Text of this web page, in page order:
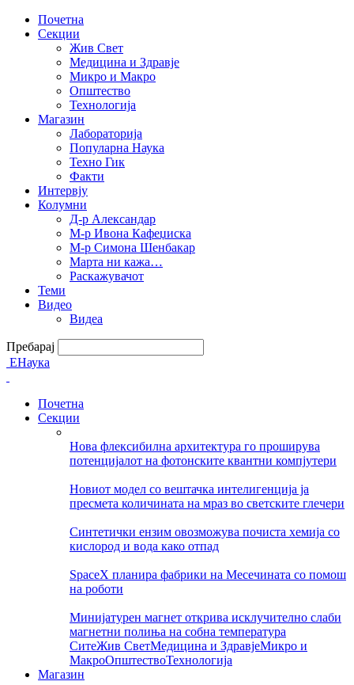
Почетна
Секции
Жив Свет
Медицина и Здравје
Микро и Макро
Општество
Технологија
Магазин
Лабораторија
Популарна Наука
Техно Гик
Факти
Интервју
Колумни
Д-р Александар
М-р Ивона Кафеџиска
М-р Симона Шенбакар
Марта ни кажа…
Раскажувачот
Теми
Видео
Видеа
Пребарај
ЕНаука
Почетна
Секции
Нова флексибилна архитектура го проширува
потенцијалот на фотонските квантни компјутери
Новиот модел со вештачка интелигенција ја
пресмета количината на мраз во светските глечери
Синтетички ензим овозможува почиста хемија со
кислород и вода како отпад
SpaceX планира фабрики на Месечината со помош
на роботи
Минијатурен магнет открива исклучително слаби
магнетни полиња на собна температура
СитеЖив СветМедицина и ЗдравјеМикро и
МакроОпштествоТехнологија
Магазин